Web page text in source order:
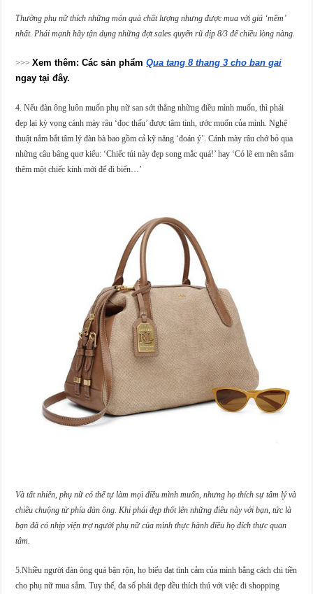
Thường phụ nữ thích những món quà chất lượng nhưng được mua với giá ‘mềm’
nhất. Phái mạnh hãy tận dụng những đợt sales quyến rũ dịp 8/3 để chiều lòng nàng.
>>>Xem thêm: Các sản phẩm Qua tang 8 thang 3 cho ban gai
ngay tại đây.
4. Nếu đàn ông luôn muốn phụ nữ san sớt thẳng những điều mình muốn, thì phái
đẹp lại kỳ vọng cánh mày râu ‘đọc thấu’ được tâm tình, ước muốn của mình. Nghệ
thuật nắm bắt tâm lý đàn bà bao gồm cả kỹ năng ‘đoán ý’. Cánh mày râu chớ bỏ qua
những câu bâng quơ kiểu: ‘Chiếc túi này đẹp song mắc quá!’ hay ‘Có lẽ em nên sắm
thêm một chiếc kính mới để đi biển…’
Và tất nhiên, phụ nữ có thể tự làm mọi điều mình muốn, nhưng họ thích sự tâm lý và
chiều chuộng từ phía đàn ông. Khi phái đẹp thốt lên những điều này với bạn, tức là
bạn đã có nhịp viện trợ người phụ nữ của mình thực hành điều họ đích thực quan
tâm.
5.Nhiều người đàn ông quá bận rộn, họ biểu đạt tình cảm của mình bằng cách chi tiền
cho phụ nữ mua sắm. Tuy thế, đa số phái đẹp đều thích thú với việc đi shopping